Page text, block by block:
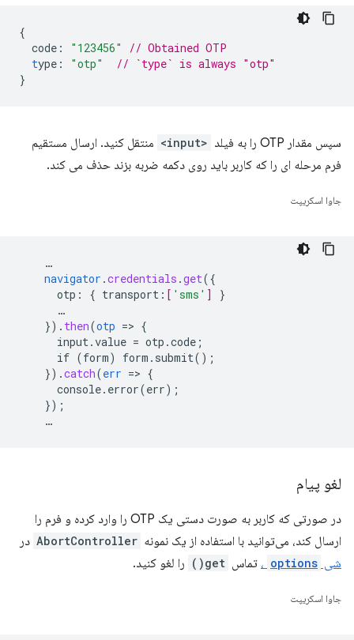
{
code : "123456"
// Obtained OTP
type : "otp"
// `type` is always "otp"
}
سپس مقدار OTP را به فیلد <input>
منتقل کنید. ارسال مستقیم
فرم مرحله ای را که کاربر باید روی دکمه ضربه بزند حذف می کند.
جاوا اسکریپت
…
navigator .credentials .get({
otp : { transport : [ 'sms' ]
}
…
}) . then(otp => {
input.value = otp.code ;
if (form) form.submit() ;
}) .catch(err => {
console.error(err) ;
});
…
لغو پیام
در صورتی که کاربر به صورت دستی یک OTP را وارد کرده و فرم را
ارسال کند، می‌توانید با استفاده از یک نمونه AbortController در
شی options ، تماس get() را لغو کنید.
جاوا اسکریپت